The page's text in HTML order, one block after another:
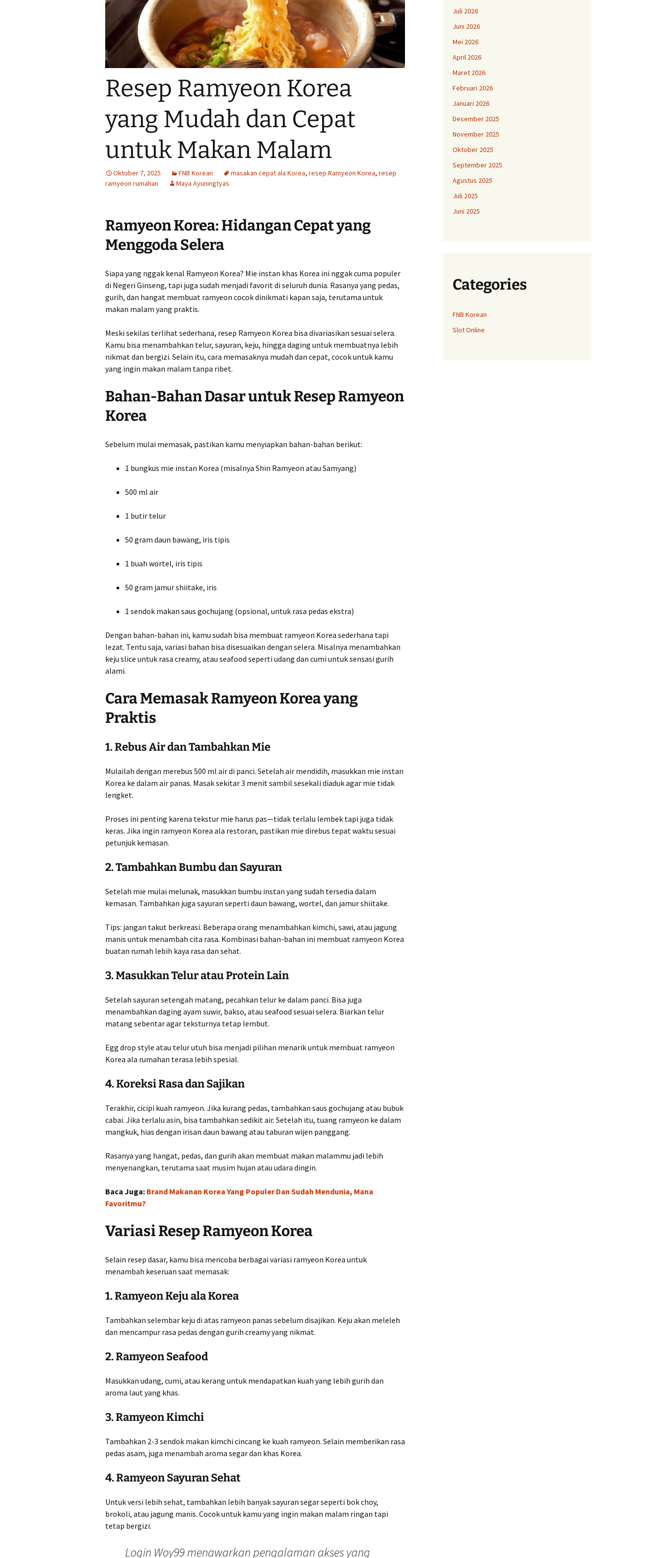
Resep Ramyeon Korea
yang Mudah dan Cepat
untuk Makan Malam
Oktober 7, 2025 FNB Korean masakan cepat ala Korea, resep Ramyeon Korea, resep
ramyeon rumahan
Maya Ayuningtyas
Ramyeon Korea: Hidangan Cepat yang
Menggoda Selera
Siapa yang nggak kenal Ramyeon Korea? Mie instan khas Korea ini nggak cuma populer
di Negeri Ginseng, tapi juga sudah menjadi favorit di seluruh dunia. Rasanya yang pedas,
gurih, dan hangat membuat ramyeon cocok dinikmati kapan saja, terutama untuk
makan malam yang praktis.
Meski sekilas terlihat sederhana, resep Ramyeon Korea bisa divariasikan sesuai selera.
Kamu bisa menambahkan telur, sayuran, keju, hingga daging untuk membuatnya lebih
nikmat dan bergizi. Selain itu, cara memasaknya mudah dan cepat, cocok untuk kamu
yang ingin makan malam tanpa ribet.
Bahan-Bahan Dasar untuk Resep Ramyeon
Korea
Sebelum mulai memasak, pastikan kamu menyiapkan bahan-bahan berikut:
1 bungkus mie instan Korea (misalnya Shin Ramyeon atau Samyang)
500 ml air
1 butir telur
50 gram daun bawang, iris tipis
1 buah wortel, iris tipis
50 gram jamur shiitake, iris
1 sendok makan saus gochujang (opsional, untuk rasa pedas ekstra)
Dengan bahan-bahan ini, kamu sudah bisa membuat ramyeon Korea sederhana tapi
lezat. Tentu saja, variasi bahan bisa disesuaikan dengan selera. Misalnya menambahkan
keju slice untuk rasa creamy, atau seafood seperti udang dan cumi untuk sensasi gurih
alami.
Cara Memasak Ramyeon Korea yang
Praktis
1. Rebus Air dan Tambahkan Mie
Mulailah dengan merebus 500 ml air di panci. Setelah air mendidih, masukkan mie instan
Korea ke dalam air panas. Masak sekitar 3 menit sambil sesekali diaduk agar mie tidak
lengket.
Proses ini penting karena tekstur mie harus pas—tidak terlalu lembek tapi juga tidak
keras. Jika ingin ramyeon Korea ala restoran, pastikan mie direbus tepat waktu sesuai
petunjuk kemasan.
2. Tambahkan Bumbu dan Sayuran
Setelah mie mulai melunak, masukkan bumbu instan yang sudah tersedia dalam
kemasan. Tambahkan juga sayuran seperti daun bawang, wortel, dan jamur shiitake.
Tips: jangan takut berkreasi. Beberapa orang menambahkan kimchi, sawi, atau jagung
manis untuk menambah cita rasa. Kombinasi bahan-bahan ini membuat ramyeon Korea
buatan rumah lebih kaya rasa dan sehat.
3. Masukkan Telur atau Protein Lain
Setelah sayuran setengah matang, pecahkan telur ke dalam panci. Bisa juga
menambahkan daging ayam suwir, bakso, atau seafood sesuai selera. Biarkan telur
matang sebentar agar teksturnya tetap lembut.
Egg drop style atau telur utuh bisa menjadi pilihan menarik untuk membuat ramyeon
Korea ala rumahan terasa lebih spesial.
4. Koreksi Rasa dan Sajikan
Terakhir, cicipi kuah ramyeon. Jika kurang pedas, tambahkan saus gochujang atau bubuk
cabai. Jika terlalu asin, bisa tambahkan sedikit air. Setelah itu, tuang ramyeon ke dalam
mangkuk, hias dengan irisan daun bawang atau taburan wijen panggang.
Rasanya yang hangat, pedas, dan gurih akan membuat makan malammu jadi lebih
menyenangkan, terutama saat musim hujan atau udara dingin.
Baca Juga: Brand Makanan Korea Yang Populer Dan Sudah Mendunia, Mana
Favoritmu?
Variasi Resep Ramyeon Korea
Selain resep dasar, kamu bisa mencoba berbagai variasi ramyeon Korea untuk
menambah keseruan saat memasak:
1. Ramyeon Keju ala Korea
Tambahkan selembar keju di atas ramyeon panas sebelum disajikan. Keju akan meleleh
dan mencampur rasa pedas dengan gurih creamy yang nikmat.
2. Ramyeon Seafood
Masukkan udang, cumi, atau kerang untuk mendapatkan kuah yang lebih gurih dan
aroma laut yang khas.
3. Ramyeon Kimchi
Tambahkan 2-3 sendok makan kimchi cincang ke kuah ramyeon. Selain memberikan rasa
pedas asam, juga menambah aroma segar dan khas Korea.
4. Ramyeon Sayuran Sehat
Untuk versi lebih sehat, tambahkan lebih banyak sayuran segar seperti bok choy,
brokoli, atau jagung manis. Cocok untuk kamu yang ingin makan malam ringan tapi
tetap bergizi.
Login Woy99 menawarkan pengalaman akses yang
Juli 2026
Juni 2026
Mei 2026
April 2026
Maret 2026
Februari 2026
Januari 2026
Desember 2025
November 2025
Oktober 2025
September 2025
Agustus 2025
Juli 2025
Juni 2025
Categories
FNB Korean
Slot Online